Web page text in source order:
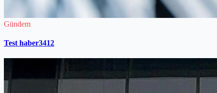
Gündem
Test haber3412